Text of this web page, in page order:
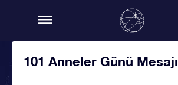
101 Anneler Günü Mesajı